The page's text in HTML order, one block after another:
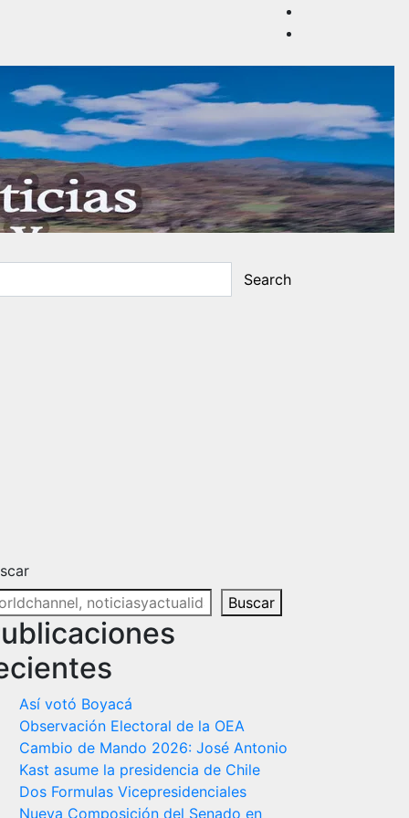
Search
Buscar
Así votó Boyacá
Observación Electoral de la OEA
Cambio de Mando 2026: José Antonio
Kast asume la presidencia de Chile
Dos Formulas Vicepresidenciales
Nueva Composición del Senado en